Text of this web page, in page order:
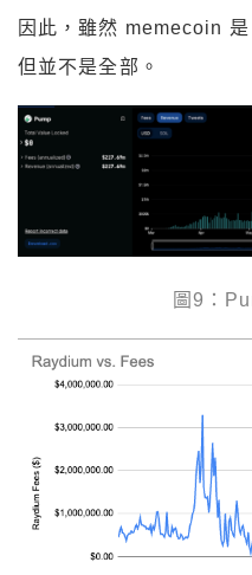
因此，雖然 memecoin
但並不是全部。
圖9：